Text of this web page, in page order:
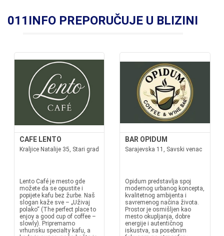
011INFO PREPORUČUJE U BLIZINI
CAFE LENTO
Kraljice Natalije 35, Stari grad
Lento Café je mesto gde
možete da se opustite i
popijete kafu bez žurbe. Naš
slogan kaže sve – „Uživaj
polako“ (The perfect place to
enjoy a good cup of coffee –
slowly). Pripremamo
vrhunsku specialty kafu, a
BAR OPIDUM
Sarajevska 11, Savski venac
Opidum predstavlja spoj
modernog urbanog koncepta,
kvalitetnog ambijenta i
savremenog načina života.
Prostor je osmišljen kao
mesto okupljanja, dobre
energije i autentičnog
iskustva, sa posebnim